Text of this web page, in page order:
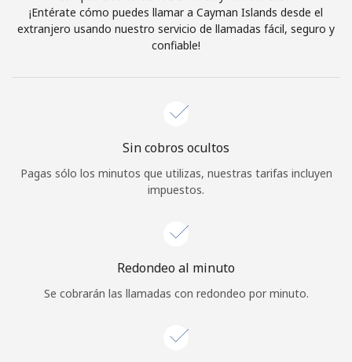
¡Hola!
¿Olvidaste tu contraseña? →
Iniciar Sesión
¡Entérate cómo puedes llamar a Cayman Islands desde el
extranjero usando nuestro servicio de llamadas fácil, seguro y
confiable!
Sin cobros ocultos
Pagas sólo los minutos que utilizas, nuestras tarifas incluyen
impuestos.
Redondeo al minuto
Se cobrarán las llamadas con redondeo por minuto.